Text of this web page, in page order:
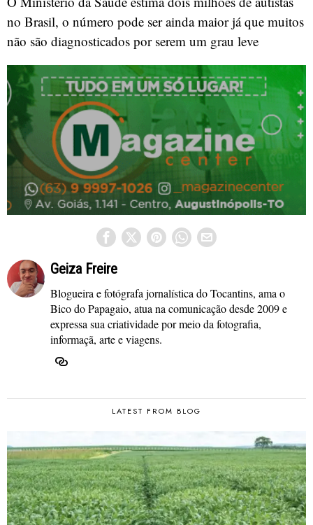
no Brasil, o número pode ser ainda maior já que muitos
não são diagnosticados por serem um grau leve
Geiza Freire
Blogueira e fotógrafa jornalística do Tocantins, ama o
Bico do Papagaio, atua na comunicação desde 2009 e
expressa sua criatividade por meio da fotografia,
informaçã, arte e viagens.
LATEST FROM BLOG